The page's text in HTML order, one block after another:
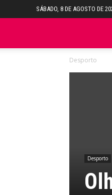
SÁBADO, 8 DE AGOSTO DE
Desporto
Desporto